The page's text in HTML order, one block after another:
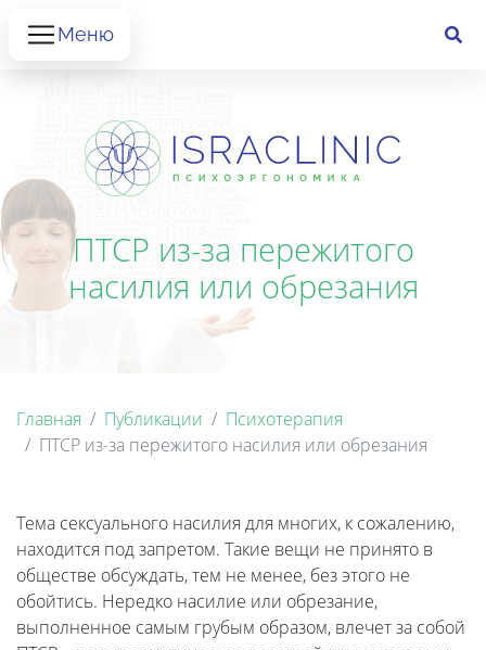
Меню
ПТСР из-за пережитого
насилия или обрезания
Главная Публикации
Психотерапия
ПТСР из-за пережитого насилия или обрезания
Тема сексуального насилия для многих, к сожалению,
находится под запретом. Такие вещи не принято в
обществе обсуждать, тем не менее, без этого не
обойтись. Нередко насилие или обрезание,
выполненное самым грубым образом, влечет за собой